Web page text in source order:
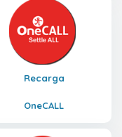
Recarga
OneCALL